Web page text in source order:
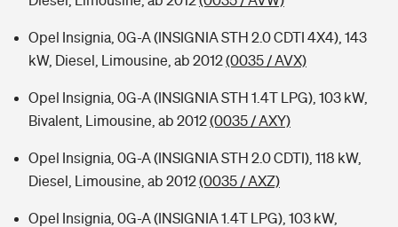
Opel Insignia, 0G-A (INSIGNIA STH 2.0 CDTI 4X4), 143
kW, Diesel, Limousine, ab 2012(0035 / AVX)
Opel Insignia, 0G-A (INSIGNIA STH 1.4T LPG), 103 kW,
Bivalent, Limousine, ab 2012(0035 / AXY)
Opel Insignia, 0G-A (INSIGNIA STH 2.0 CDTI), 118 kW,
Diesel, Limousine, ab 2012(0035 / AXZ)
Opel Insignia, 0G-A (INSIGNIA 1.4T LPG), 103 kW,